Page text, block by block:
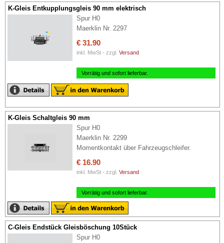
K-Gleis Entkupplungsgleis 90 mm elektrisch
Spur H0
Maerklin Nr. 2297
€ 31.90
inkl. MwSt - zzgl. Versand
Vorrätig und sofort lieferbar.
K-Gleis Schaltgleis 90 mm
Spur H0
Maerklin Nr. 2299
Momentkontakt über Fahrzeugschleifer.
€ 16.90
inkl. MwSt - zzgl. Versand
Vorrätig und sofort lieferbar.
C-Gleis Endstück Gleisböschung 10Stück
Spur H0